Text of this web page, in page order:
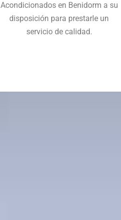
Acondicionados en Benidorm a su
disposición para prestarle un
servicio de calidad.